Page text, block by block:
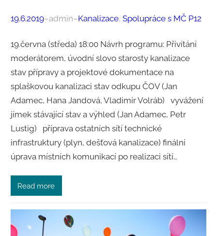
19.6.2019–admin–Kanalizace, Spolupráce s MČ P12
19.června (středa) 18:00 Návrh programu: Přivítání
moderátorem, úvodní slovo starosty kanalizace
stav přípravy a projektové dokumentace na
splaškovou kanalizaci stav odkupu ČOV (Jan
Adamec, Hana Jandová, Vladimír Volráb) vyvážení
jímek stávající stav a výhled (Jan Adamec, Petr
Lustig) příprava ostatních sítí technické
infrastruktury (plyn, dešťová kanalizace) finální
úprava místních komunikací po realizaci sítí…
Read more